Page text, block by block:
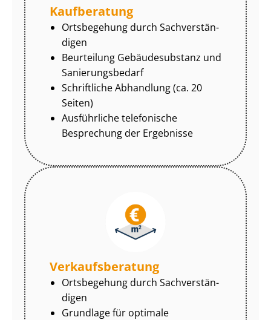
Kaufberatung
Ortsbegehung durch Sach­ver­stän­
di­gen
Beurteilung Gebäudesubstanz und
Sa­nie­rungs­be­darf
Schriftliche Abhandlung (ca. 20
Seiten)
Ausführliche telefonische
Besprechung der Ergebnisse
Ver­kaufs­be­ra­tung
Ortsbegehung durch Sach­ver­stän­
di­gen
Grundlage für optimale